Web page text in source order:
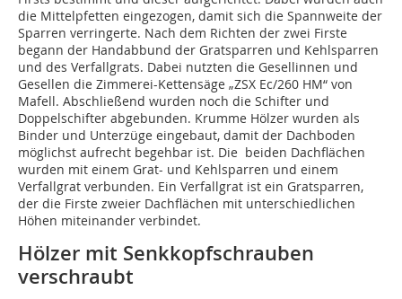
die Mittelpfetten eingezogen, damit sich die Spannweite der
Sparren verringerte. Nach dem Richten der zwei Firste
begann der Handabbund der Gratsparren und Kehlsparren
und des Verfallgrats. Dabei nutzten die Gesellinnen und
Gesellen die Zimmerei-Kettensäge „ZSX Ec/260 HM“ von
Mafell. Abschließend wurden noch die Schifter und
Doppelschifter abgebunden. Krumme Hölzer wurden als
Binder und Unterzüge eingebaut, damit der Dachboden
möglichst aufrecht begehbar ist. Die beiden Dachflächen
wurden mit einem Grat- und Kehlsparren und einem
Verfallgrat verbunden. Ein Verfallgrat ist ein Gratsparren,
der die Firste zweier Dachflächen mit unterschiedlichen
Höhen miteinander verbindet.
Hölzer mit Senkkopfschrauben
verschraubt